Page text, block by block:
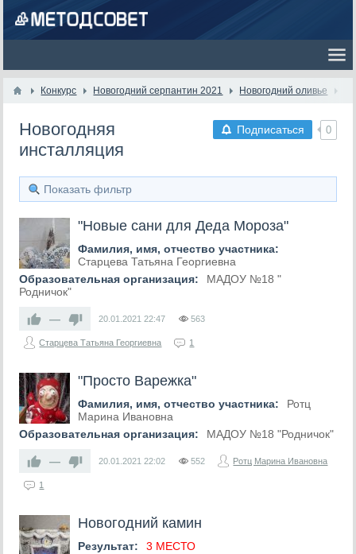
Конкурс Новогодний серпантин 2021 Новогодний оливье
Подписаться 0
Новогодняя
инсталляция
Показать фильтр
"Новые сани для Деда Мороза"
Фамилия, имя, отчество участника:
Старцева Татьяна Георгиевна
Образовательная организация:
МАДОУ №18 "
Родничок"
— 20.01.2021 22:47 563
Старцева Татьяна Георгиевна 1
"Просто Варежка"
Фамилия, имя, отчество участника:
Ротц
Марина Ивановна
Образовательная организация:
МАДОУ №18 "Родничок"
— 20.01.2021 22:02 552 Ротц Марина Ивановна
1
Новогодний камин
Результат:
3 МЕСТО